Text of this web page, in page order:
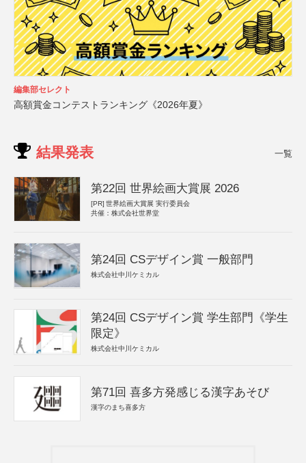
編集部セレクト
高額賞金コンテストランキング《2026年夏》
結果発表 一覧
第22回 世界絵画大賞展 2026
[PR] 世界絵画大賞展 実行委員会
共催：株式会社世界堂
第24回 CSデザイン賞 一般部門
株式会社中川ケミカル
第24回 CSデザイン賞 学生部門《学生
限定》
株式会社中川ケミカル
第71回 喜多方発感じる漢字あそび
漢字のまち喜多方